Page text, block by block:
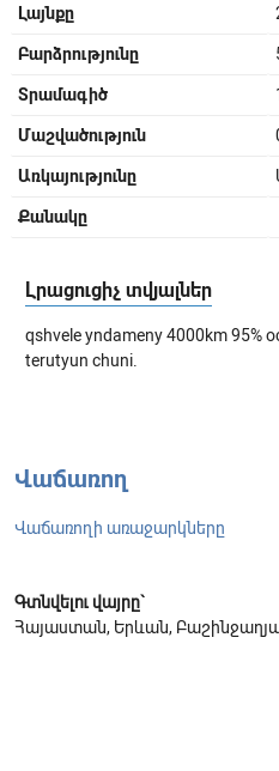
Լայնքը
Բարձրությունը
Տրամագիծ
Մաշվածություն
Առկայությունը
Քանակը
Լրացուցիչ տվյալներ
qshvele yndameny 4000km 95%
terutyun chuni.
Վաճառող
Վաճառողի առաջարկները
Գտնվելու վայրը`
Հայաստան, Երևան,